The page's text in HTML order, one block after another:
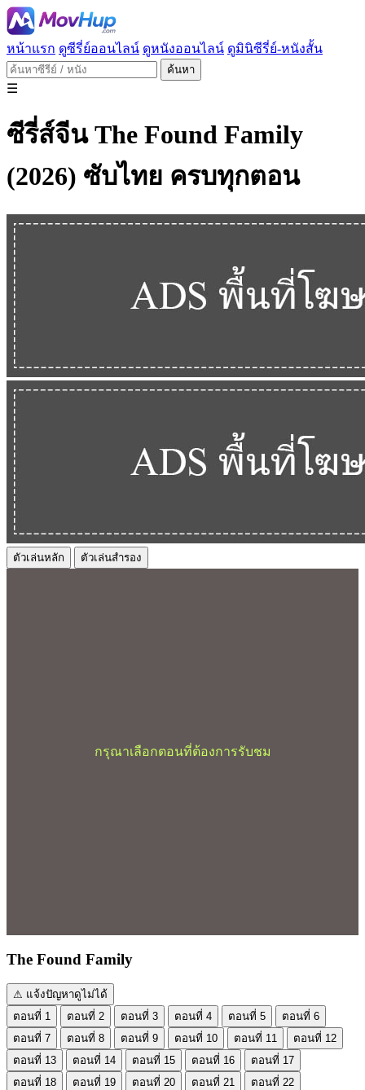
หน้าแรก ดูซีรี่ย์ออนไลน์ ดูหนังออนไลน์ ดูมินิซีรี่ย์-หนังสั้น
ค้นหา
☰
ซีรี่ส์จีน The Found Family
(2026) ซับไทย ครบทุกตอน
ตัวเล่นหลัก ตัวเล่นสำรอง
กรุณาเลือกตอนที่ต้องการรับชม
The Found Family
⚠ แจ้งปัญหาดูไม่ได้
ตอนที่ 1
ตอนที่ 2 ตอนที่ 3 ตอนที่ 4 ตอนที่ 5
ตอนที่ 6
ตอนที่ 7
ตอนที่ 8 ตอนที่ 9 ตอนที่ 10 ตอนที่ 11
ตอนที่ 12
ตอนที่ 13
ตอนที่ 14 ตอนที่ 15 ตอนที่ 16
ตอนที่ 17
ตอนที่ 18
ตอนที่ 19 ตอนที่ 20 ตอนที่ 21
ตอนที่ 22